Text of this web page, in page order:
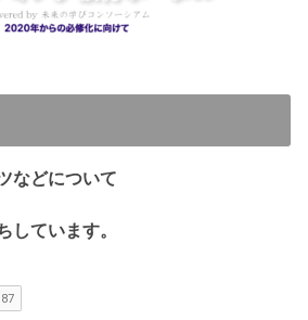
などについて
しています。